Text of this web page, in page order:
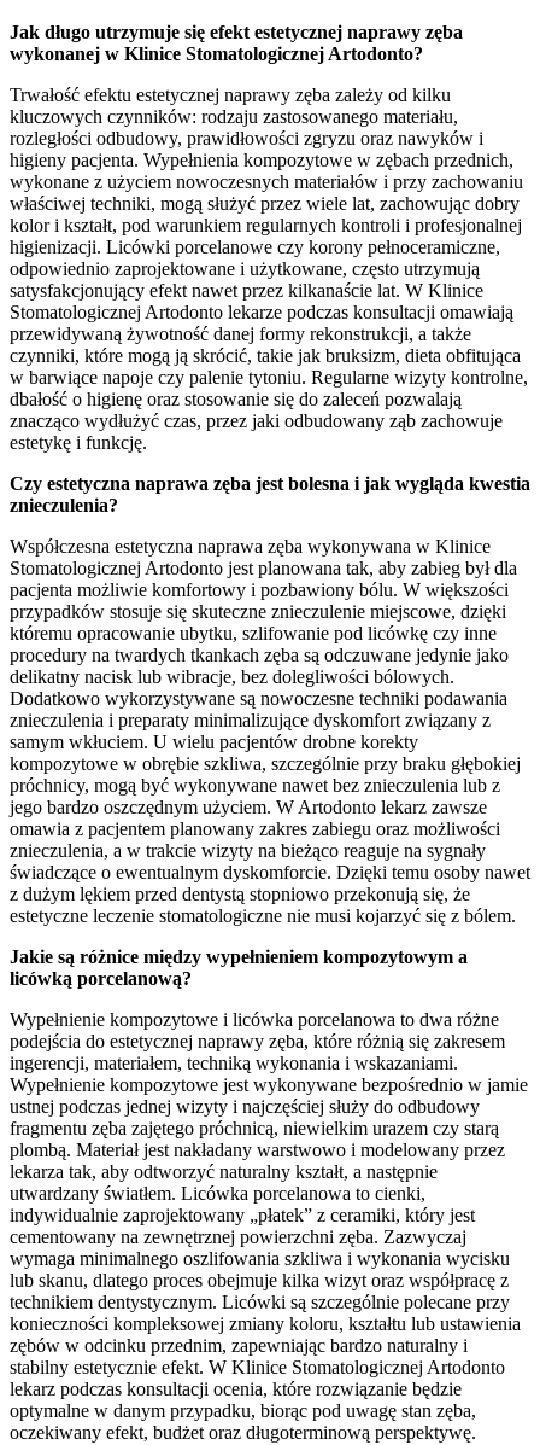
Jak długo utrzymuje się efekt estetycznej naprawy zęba
wykonanej w Klinice Stomatologicznej Artodonto?
Trwałość efektu estetycznej naprawy zęba zależy od kilku
kluczowych czynników: rodzaju zastosowanego materiału,
rozległości odbudowy, prawidłowości zgryzu oraz nawyków i
higieny pacjenta. Wypełnienia kompozytowe w zębach przednich,
wykonane z użyciem nowoczesnych materiałów i przy zachowaniu
właściwej techniki, mogą służyć przez wiele lat, zachowując dobry
kolor i kształt, pod warunkiem regularnych kontroli i profesjonalnej
higienizacji. Licówki porcelanowe czy korony pełnoceramiczne,
odpowiednio zaprojektowane i użytkowane, często utrzymują
satysfakcjonujący efekt nawet przez kilkanaście lat. W Klinice
Stomatologicznej Artodonto lekarze podczas konsultacji omawiają
przewidywaną żywotność danej formy rekonstrukcji, a także
czynniki, które mogą ją skrócić, takie jak bruksizm, dieta obfitująca
w barwiące napoje czy palenie tytoniu. Regularne wizyty kontrolne,
dbałość o higienę oraz stosowanie się do zaleceń pozwalają
znacząco wydłużyć czas, przez jaki odbudowany ząb zachowuje
estetykę i funkcję.
Czy estetyczna naprawa zęba jest bolesna i jak wygląda kwestia
znieczulenia?
Współczesna estetyczna naprawa zęba wykonywana w Klinice
Stomatologicznej Artodonto jest planowana tak, aby zabieg był dla
pacjenta możliwie komfortowy i pozbawiony bólu. W większości
przypadków stosuje się skuteczne znieczulenie miejscowe, dzięki
któremu opracowanie ubytku, szlifowanie pod licówkę czy inne
procedury na twardych tkankach zęba są odczuwane jedynie jako
delikatny nacisk lub wibracje, bez dolegliwości bólowych.
Dodatkowo wykorzystywane są nowoczesne techniki podawania
znieczulenia i preparaty minimalizujące dyskomfort związany z
samym wkłuciem. U wielu pacjentów drobne korekty
kompozytowe w obrębie szkliwa, szczególnie przy braku głębokiej
próchnicy, mogą być wykonywane nawet bez znieczulenia lub z
jego bardzo oszczędnym użyciem. W Artodonto lekarz zawsze
omawia z pacjentem planowany zakres zabiegu oraz możliwości
znieczulenia, a w trakcie wizyty na bieżąco reaguje na sygnały
świadczące o ewentualnym dyskomforcie. Dzięki temu osoby nawet
z dużym lękiem przed dentystą stopniowo przekonują się, że
estetyczne leczenie stomatologiczne nie musi kojarzyć się z bólem.
Jakie są różnice między wypełnieniem kompozytowym a
licówką porcelanową?
Wypełnienie kompozytowe i licówka porcelanowa to dwa różne
podejścia do estetycznej naprawy zęba, które różnią się zakresem
ingerencji, materiałem, techniką wykonania i wskazaniami.
Wypełnienie kompozytowe jest wykonywane bezpośrednio w jamie
ustnej podczas jednej wizyty i najczęściej służy do odbudowy
fragmentu zęba zajętego próchnicą, niewielkim urazem czy starą
plombą. Materiał jest nakładany warstwowo i modelowany przez
lekarza tak, aby odtworzyć naturalny kształt, a następnie
utwardzany światłem. Licówka porcelanowa to cienki,
indywidualnie zaprojektowany „płatek” z ceramiki, który jest
cementowany na zewnętrznej powierzchni zęba. Zazwyczaj
wymaga minimalnego oszlifowania szkliwa i wykonania wycisku
lub skanu, dlatego proces obejmuje kilka wizyt oraz współpracę z
technikiem dentystycznym. Licówki są szczególnie polecane przy
konieczności kompleksowej zmiany koloru, kształtu lub ustawienia
zębów w odcinku przednim, zapewniając bardzo naturalny i
stabilny estetycznie efekt. W Klinice Stomatologicznej Artodonto
lekarz podczas konsultacji ocenia, które rozwiązanie będzie
optymalne w danym przypadku, biorąc pod uwagę stan zęba,
oczekiwany efekt, budżet oraz długoterminową perspektywę.